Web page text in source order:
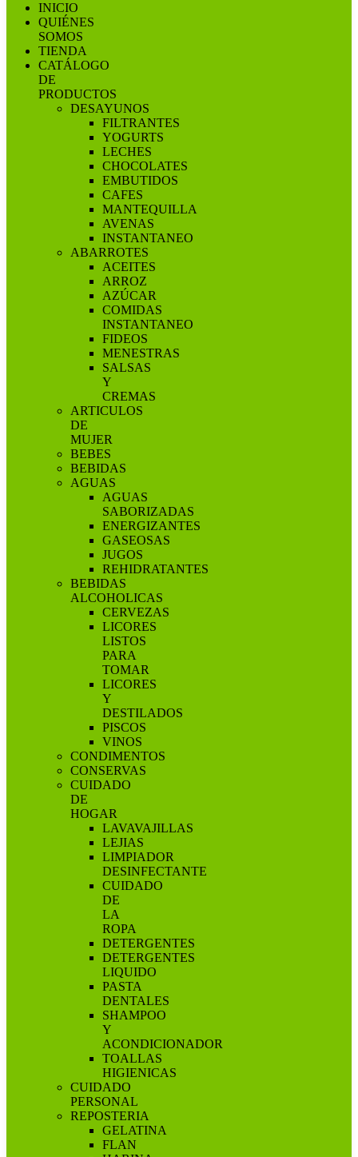
INICIO
QUIÉNES
SOMOS
TIENDA
CATÁLOGO
DE
PRODUCTOS
DESAYUNOS
FILTRANTES
YOGURTS
LECHES
CHOCOLATES
EMBUTIDOS
CAFES
MANTEQUILLA
AVENAS
INSTANTANEO
ABARROTES
ACEITES
ARROZ
AZÚCAR
COMIDAS
INSTANTANEO
FIDEOS
MENESTRAS
SALSAS
Y
CREMAS
ARTICULOS
DE
MUJER
BEBES
BEBIDAS
AGUAS
AGUAS
SABORIZADAS
ENERGIZANTES
GASEOSAS
JUGOS
REHIDRATANTES
BEBIDAS
ALCOHOLICAS
CERVEZAS
LICORES
LISTOS
PARA
TOMAR
LICORES
Y
DESTILADOS
PISCOS
VINOS
CONDIMENTOS
CONSERVAS
CUIDADO
DE
HOGAR
LAVAVAJILLAS
LEJIAS
LIMPIADOR
DESINFECTANTE
CUIDADO
DE
LA
ROPA
DETERGENTES
DETERGENTES
LIQUIDO
PASTA
DENTALES
SHAMPOO
Y
ACONDICIONADOR
TOALLAS
HIGIENICAS
CUIDADO
PERSONAL
REPOSTERIA
GELATINA
FLAN